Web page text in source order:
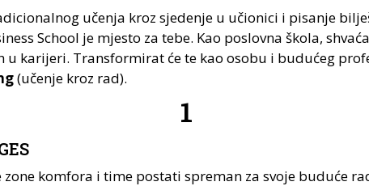
učenja kroz sjedenje u učionici i pisanje
School je mjesto za tebe. Kao poslovna škola,
u karijeri. Transformirat će te kao osobu i budućeg
(učenje kroz rad).
1
zone komfora i time postati spreman za svoje buduće